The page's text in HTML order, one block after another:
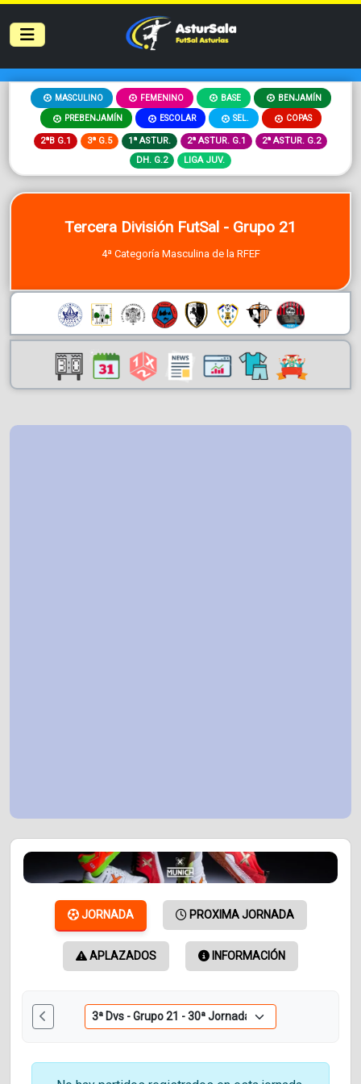
MASCULINO FEMENINO BASE BENJAMÍN
PREBENJAMÍN ESCOLAR SEL. COPAS
2ªB G.1 3ª G.5 1ª ASTUR. 2ª ASTUR. G.1
2ª ASTUR. G.2
DH. G.2
LIGA JUV.
Tercera División FutSal - Grupo 21
4ª Categoría Masculina de la RFEF
JORNADA PROXIMA JORNADA
APLAZADOS INFORMACIÓN